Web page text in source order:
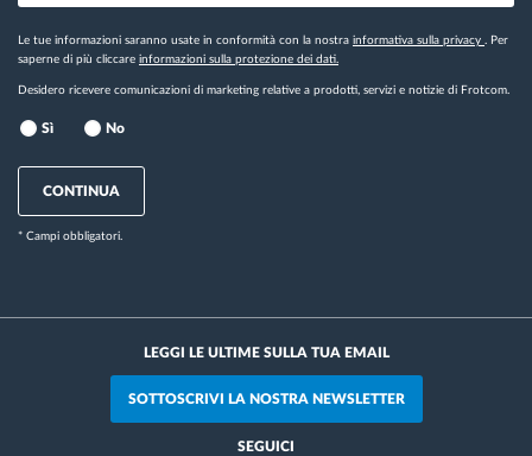
Le tue informazioni saranno usate in conformità con la nostra informativa sulla privacy . Per
saperne di più cliccare informazioni sulla protezione dei dati.
Desidero ricevere comunicazioni di marketing relative a prodotti, servizi e notizie di Frotcom.
Sì No
CONTINUA
* Campi obbligatori.
LEGGI LE ULTIME SULLA TUA EMAIL
SOTTOSCRIVI LA NOSTRA NEWSLETTER
SEGUICI